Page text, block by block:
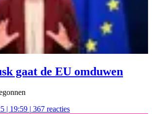
gaat de EU omduwen
| 19:59 | 367 reacties